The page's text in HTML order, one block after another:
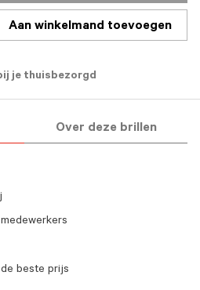
Aan winkelmand toevoegen
je thuisbezorgd
Over deze brillen
beste prijs